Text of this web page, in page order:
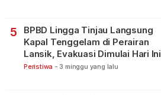
5
BPBD Lingga Tinjau Langsung
Kapal Tenggelam di Perairan
Lansik, Evakuasi Dimulai Hari Ini
Peristiwa - 3 minggu yang lalu